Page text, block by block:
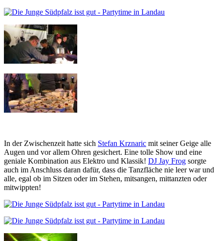
In der Zwischenzeit hatte sich Stefan Krznaric mit seiner Geige alle
Augen und vor allem Ohren gesichert. Eine tolle Show und eine
geniale Kombination aus Elektro und Klassik! DJ Jay Frog sorgte
auch im Anschluss daran dafür, dass die Tanzfläche nie leer war und
alle, egal ob im Sitzen oder im Stehen, mitsangen, mittanzten oder
mitwippten!